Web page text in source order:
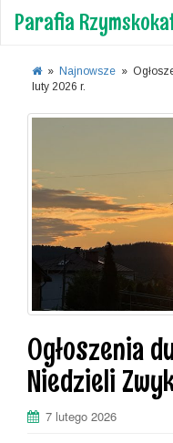
Parafia
» Najnowsze »
luty 2026 r.
Ogłoszenia
Niedzieli
7 lutego 2026